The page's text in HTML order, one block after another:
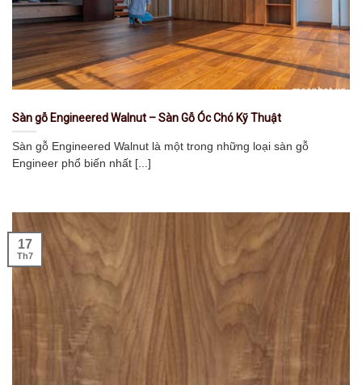
Sàn gỗ Engineered Walnut – Sàn Gỗ Óc Chó Kỹ Thuật
Sàn gỗ Engineered Walnut là một trong những loại sàn gỗ
Engineer phổ biến nhất [...]
17
Th7